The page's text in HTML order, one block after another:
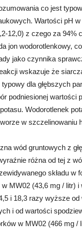
co jest
Wartości pH
12,0) z czego za 94%
jon wodorotlenkowy,
jako czynnika
wskazuje że
dla głębszych
podniesionej wartości
Wodorotlenek
w szczelinowaniu
wód gruntowych z
różna od tej z
składu w
MW02 (43,6 mg / litr) i
i 18,3 razy wyższe od
i od wartości
w MW02 (466 mg /